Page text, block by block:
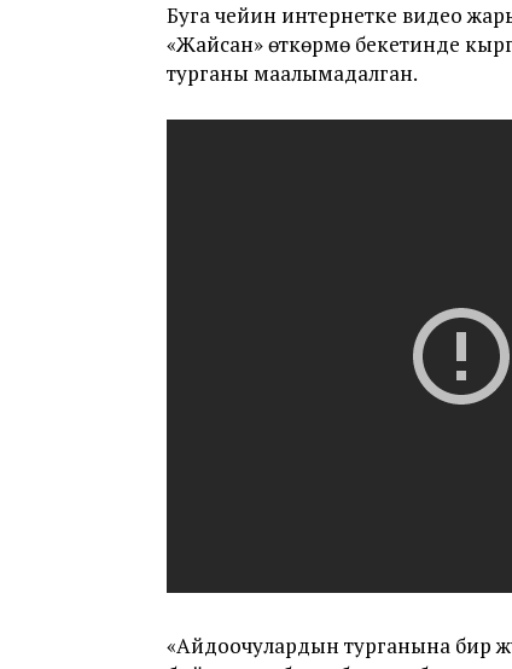
Буга чейин интернетке видео
«Жайсан» өткөрмө бекетинде
турганы маалымадалган.
«Айдоочулардын турганына бир